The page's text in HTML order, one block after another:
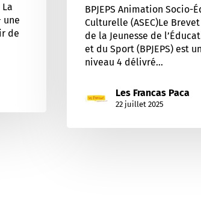
une
de
BPJEPS Animation Socio-
Culturelle (ASEC)Le
de la Jeunesse de
et du Sport (BPJEPS) est
niveau 4 délivré…
Les Francas Paca
22 juillet 2025